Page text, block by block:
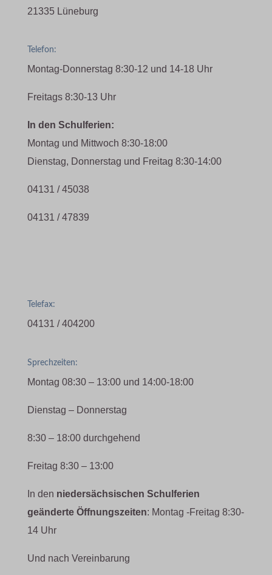
21335 Lüneburg
Telefon:
Montag-Donnerstag 8:30-12 und 14-18 Uhr
Freitags 8:30-13 Uhr
In den Schulferien:
Montag und Mittwoch 8:30-18:00
Dienstag, Donnerstag und Freitag 8:30-14:00
04131 / 45038
04131 / 47839
Telefax:
04131 / 404200
Sprechzeiten:
Montag 08:30 – 13:00 und 14:00-18:00
Dienstag – Donnerstag
8:30 – 18:00 durchgehend
Freitag 8:30 – 13:00
In den niedersächsischen Schulferien
geänderte Öffnungszeiten: Montag -Freitag 8:30-
14 Uhr
Und nach Vereinbarung